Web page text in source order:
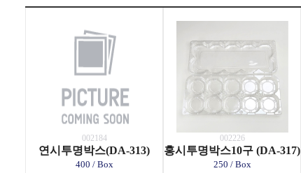
002184
연시투명박스(DA-313)
400 / Box
002226
홍시투명박스10구 (DA-317)
250 / Box